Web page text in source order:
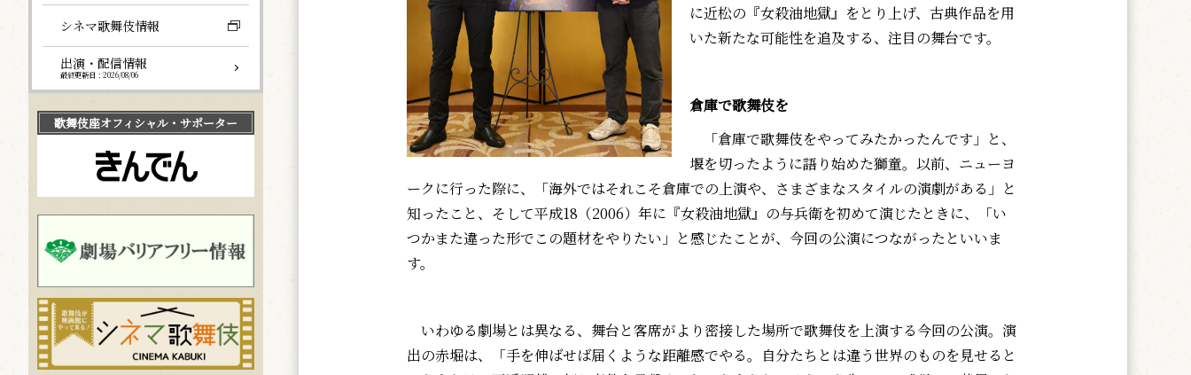
に近松の『女殺油地獄』をとり上げ、古典作品を用
いた新たな可能性を追及する、注目の舞台です。
倉庫で歌舞伎を
「倉庫で歌舞伎をやってみたかったんです」と、
堰を切ったように語り始めた獅童。以前、ニューヨ
ークに行った際に、「海外ではそれこそ倉庫での上演や、さまざまなスタイルの演劇がある」と
知ったこと、そして平成18（2006）年に『女殺油地獄』の与兵衛を初めて演じたときに、「い
つかまた違った形でこの題材をやりたい」と感じたことが、今回の公演につながったといいま
す。
いわゆる劇場とは異なる、舞台と客席がより密接した場所で歌舞伎を上演する今回の公演。演
出の赤堀は、「手を伸ばせば届くような距離感でやる。自分たちとは違う世界のものを見せると
シネマ歌舞伎情報
出演・配信情報
最終更新日：2026/08/06
歌舞伎座オフィシャル・サポーター